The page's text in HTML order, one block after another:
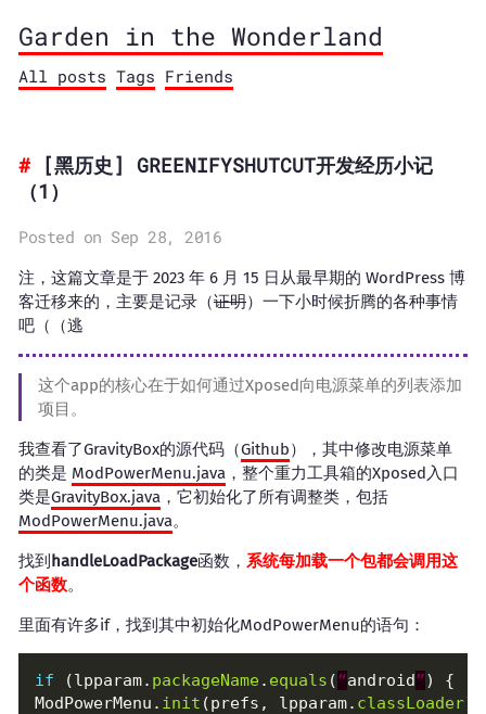
Garden in the Wonderland
All posts Tags Friends
[黑历史] GREENIFYSHUTCUT开发经历小记
（1）
Posted on Sep 28, 2016
注，这篇文章是于 2023 年 6 月 15 日从最早期的 WordPress 博
客迁移来的，主要是记录（证明）一下小时候折腾的各种事情
吧（（逃
这个app的核心在于如何通过Xposed向电源菜单的列表添加
项目。
我查看了GravityBox的源代码（Github），其中修改电源菜单
的类是 ModPowerMenu.java ，整个重力工具箱的Xposed入口
类是GravityBox.java ，它初始化了所有调整类，包括
ModPowerMenu.java。
找到 handleLoadPackage函数， 系统每加载一个包都会调用这
个函数。
里面有许多if，找到其中初始化ModPowerMenu的语句：
if (lpparam. packageName. equals (“android”
ModPowerMenu. init (prefs, lpparam. classLoader